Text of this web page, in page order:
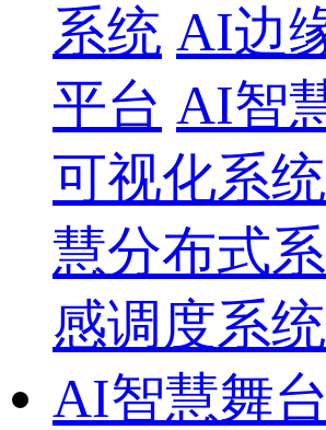
系统 AI边
平台 AI智
可视化系统
慧分布式
感调度系统
AI智慧舞